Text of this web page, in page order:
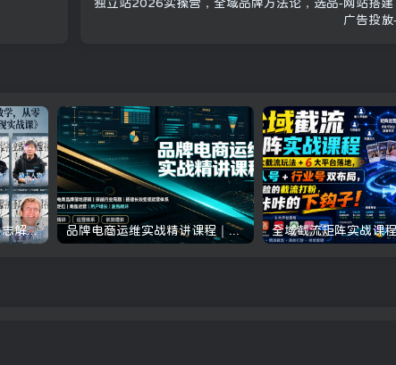
独立站2026实操营，全域品牌方法论，选品-网站搭
广告投
抖音24W粉丝博主的人物志解说教学，从内容打磨到流量变现，解锁抖音伙伴计划+精选收益双份收益 品牌电商运维实战精讲课程｜吃透电商品牌落地逻辑、穿越行业周期、搭建长效变现运营体系